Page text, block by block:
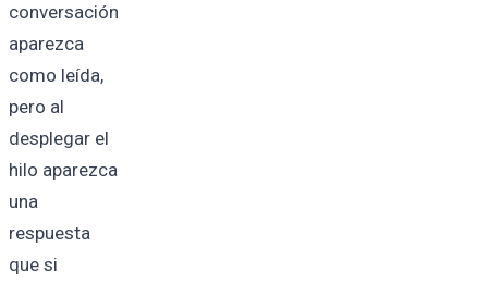
conversación
aparezca
como leída,
pero al
desplegar el
hilo aparezca
una
respuesta
que si